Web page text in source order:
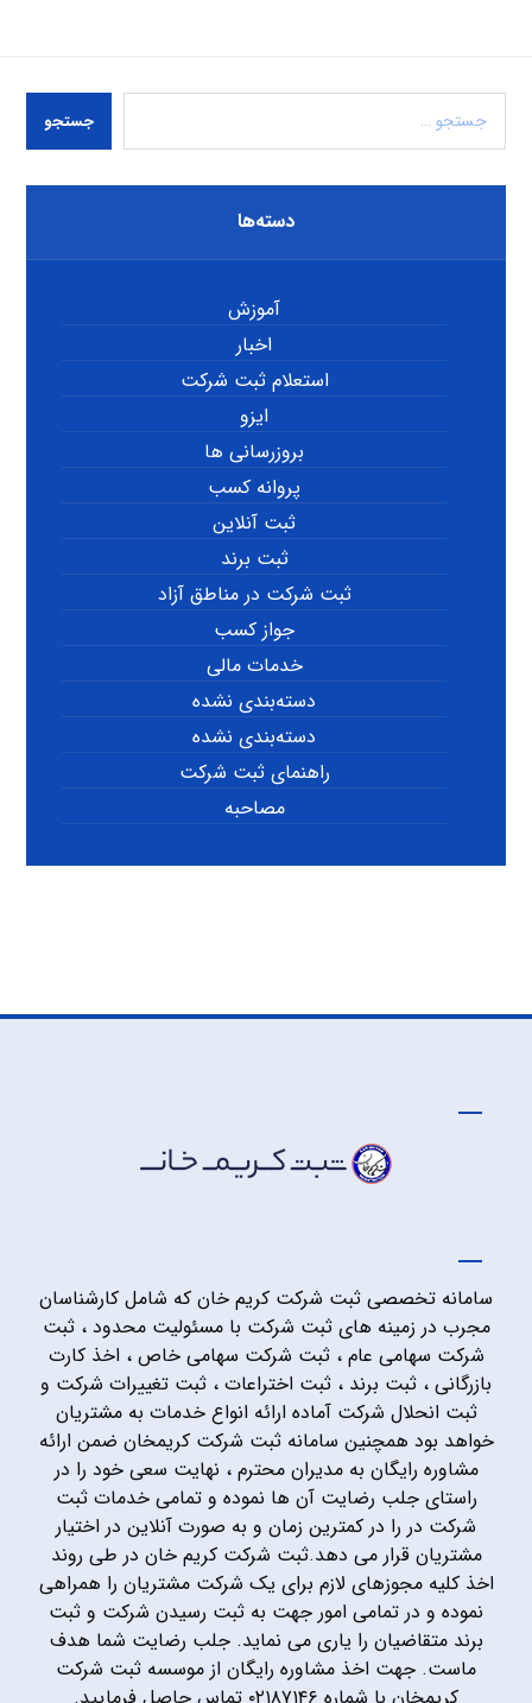
جستجو
دسته‌ها
آموزش
اخبار
استعلام ثبت شرکت
ایزو
بروزرسانی ها
پروانه کسب
ثبت آنلاین
ثبت برند
ثبت شرکت در مناطق آزاد
جواز کسب
خدمات مالی
دسته‌بندی نشده
دسته‌بندی نشده
راهنمای ثبت شرکت
مصاحبه
سامانه تخصصی ثبت شرکت کریم خان که شامل کارشناسان
مجرب در زمینه های ثبت شرکت با مسئولیت محدود ، ثبت
شرکت سهامی عام ، ثبت شرکت سهامی خاص ، اخذ کارت
بازرگانی ، ثبت برند ، ثبت اختراعات ، ثبت تغییرات شرکت و
ثبت انحلال شرکت آماده ارائه انواع خدمات به مشتریان
خواهد بود همچنین سامانه ثبت شرکت کریمخان ضمن ارائه
مشاوره رایگان به مدیران محترم ، نهایت سعی خود را در
راستای جلب رضایت آن ها نموده و تمامی خدمات ثبت
شرکت در را در کمترین زمان و به صورت آنلاین در اختیار
مشتریان قرار می دهد.ثبت شرکت کریم خان در طی روند
اخذ کلیه مجوزهای لازم برای یک شرکت مشتریان را همراهی
نموده و در تمامی امور جهت به ثبت رسیدن شرکت و ثبت
برند متقاضیان را یاری می نماید. جلب رضایت شما هدف
ماست. جهت اخذ مشاوره رایگان از موسسه ثبت شرکت